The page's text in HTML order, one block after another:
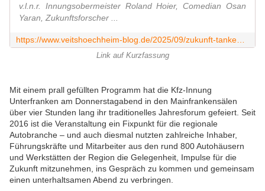
v.l.n.r. Innungsobermeister Roland Hoier, Comedian Osan
Yaran, Zukunftsforscher ...
Link auf Kurzfassung
Mit einem prall gefüllten Programm hat die Kfz-Innung
Unterfranken am Donnerstagabend in den Mainfrankensälen
über vier Stunden lang ihr traditionelles Jahresforum gefeiert. Seit
2016 ist die Veranstaltung ein Fixpunkt für die regionale
Autobranche – und auch diesmal nutzten zahlreiche Inhaber,
Führungskräfte und Mitarbeiter aus den rund 800 Autohäusern
und Werkstätten der Region die Gelegenheit, Impulse für die
Zukunft mitzunehmen, ins Gespräch zu kommen und gemeinsam
einen unterhaltsamen Abend zu verbringen.